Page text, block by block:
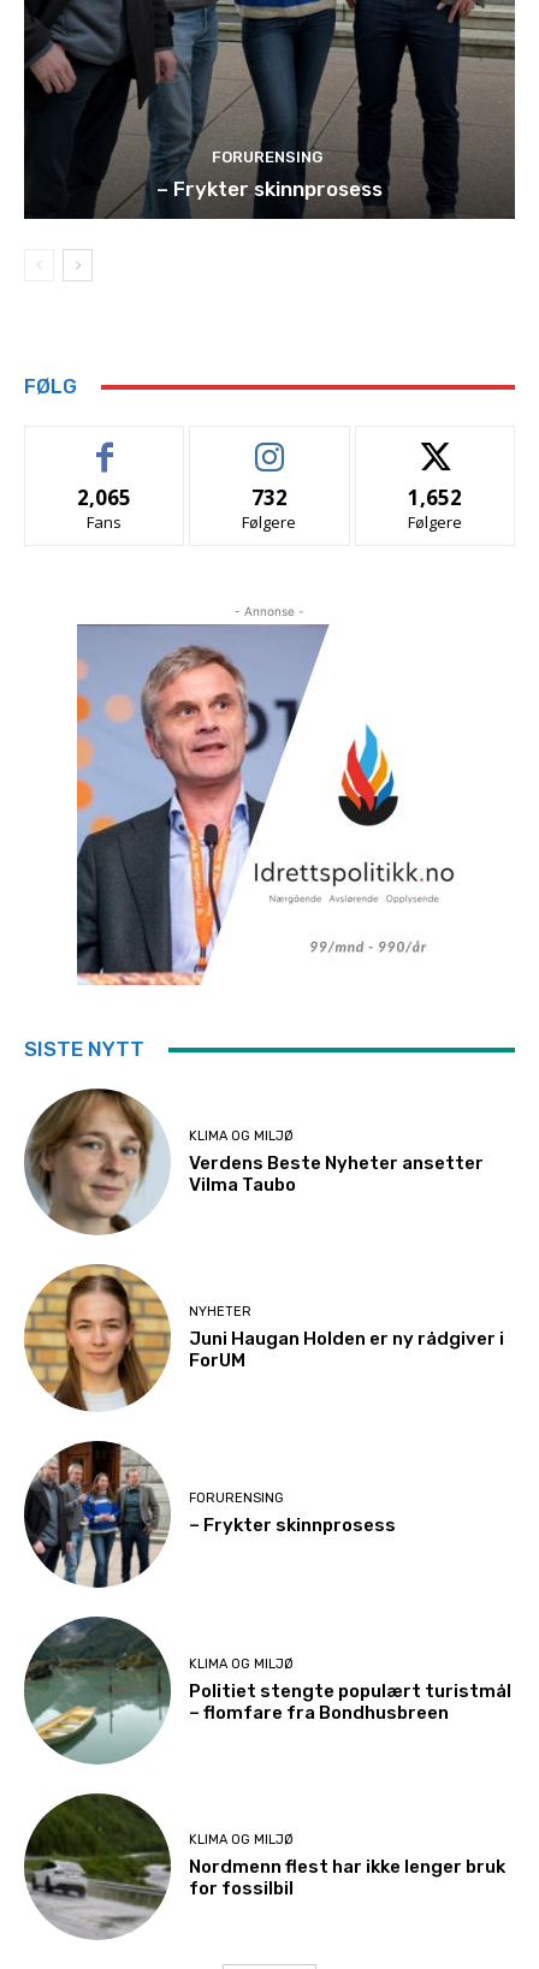
FORURENSING
– Frykter skinnprosess
FØLG
2,065
Fans
732
Følgere
1,652
Følgere
- Annonse -
SISTE NYTT
KLIMA OG MILJØ
Verdens Beste Nyheter ansetter
Vilma Taubo
NYHETER
Juni Haugan Holden er ny rådgiver i
ForUM
FORURENSING
– Frykter skinnprosess
KLIMA OG MILJØ
Politiet stengte populært turistmål
– flomfare fra Bondhusbreen
KLIMA OG MILJØ
Nordmenn flest har ikke lenger bruk
for fossilbil